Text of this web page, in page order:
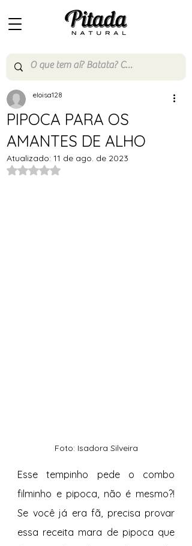
PIPOCA PARA OS
AMANTES DE ALHO
eloisa128
Atualizado: 11 de ago. de 2023
Avaliado com NaN de 5 estrelas.
Foto: Isadora Silveira
Esse tempinho pede o combo
filminho e pipoca, não é mesmo?!
Se você já era fã, precisa provar
essa receita mara de pipoca que